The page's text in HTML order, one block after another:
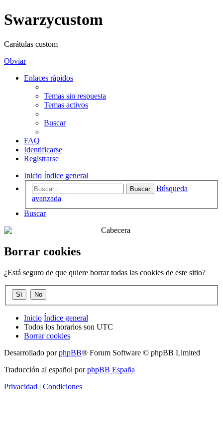
Swarzycustom
Carátulas custom
Obviar
Enlaces rápidos
Temas sin respuesta
Temas activos
Buscar
FAQ
Identificarse
Registrarse
Inicio Índice general
Buscar
Búsqueda
avanzada
Buscar
Borrar cookies
¿Está seguro de que quiere borrar todas las cookies de este sitio?
Inicio Índice general
Todos los horarios son UTC
Borrar cookies
Desarrollado porphpBB® Forum Software © phpBB Limited
Traducción al español porphpBB España
Privacidad | Condiciones